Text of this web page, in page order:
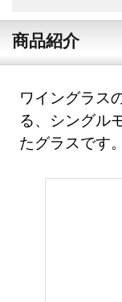
商品紹介
ワイングラス
る、シングル
たグラスです。